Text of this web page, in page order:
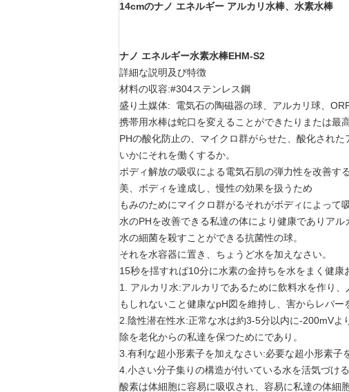
14cmのナノ エネルギー アルカリ水棒、水素水棒
ナノ エネルギー水素水棒EHM-S2
詳細な説明及び特徴
材料の収容:#304ステンレス鋼
盛り土媒体: 電気石の陶磁器の球、アルカリ球、
携帯用水棒は蛇口を変えることができたりまたは最
PHの酸化防止の、マイクロ群がらせた、酸化された
いかにそれを働くするか。
ボディ解放の吸収による電気石肌の弾力性を改善す
美、ボディを達成し、慢性の効果を扱うため
もみのためにマイクロ群がるそれがボディによって
水のPHを改善できる私達の体により健康でありアル
水の細菌を殺すことができる抗菌性の球。
それを水容器に置き、ちょうど水を加えなさい。
15秒を揺すれば10分に水素の金持ちを水をまく健康
1. アルカリ水:アルカリであるために飲料水を作り
もしれないこと健康なpH図を維持し、害からレバー
2.陰性潜在性水:正常な水は約3-5分以内に-200mV
除を老化からの私達を保つためにであり。
3.有利な超小形素子を加えなさい:必要な超小形素子
4.小さい分子集りの構造が付いている水を活気づけ
酸素は体細胞に容易に吸収され、容易に私達の体細